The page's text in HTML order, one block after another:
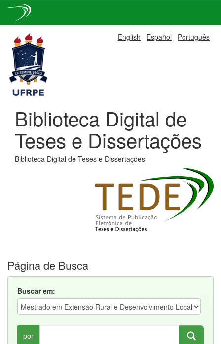
navigation
English Español Português
Biblioteca Digital de
Teses e Dissertações
Biblioteca Digital de Teses e Dissertações
Página de Busca
Buscar em:
por